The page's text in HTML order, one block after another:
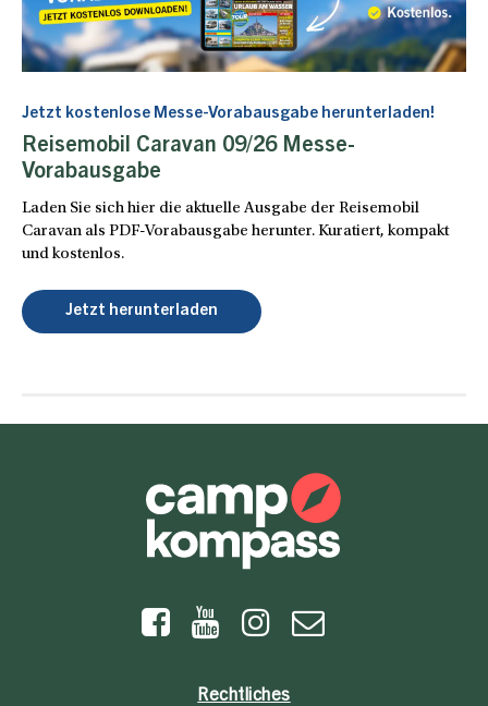
Jetzt kostenlose Messe-Vorabausgabe herunterladen!
Reisemobil Caravan 09/26 Messe-
Vorabausgabe
Laden Sie sich hier die aktuelle Ausgabe der Reisemobil
Caravan als PDF-Vorabausgabe herunter. Kuratiert, kompakt
und kostenlos.
Jetzt herunterladen
Rechtliches